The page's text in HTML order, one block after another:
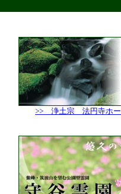
>> 浄土宗 法円寺ホー